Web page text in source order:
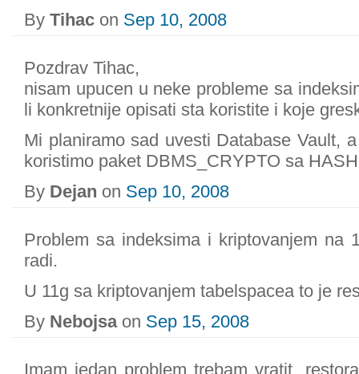
By Tihac on Sep 10, 2008
Pozdrav Tihac,
nisam upucen u neke probleme sa
li konkretnije opisati sta koristite i koje
Mi planiramo sad uvesti Database Vault,
koristimo paket DBMS_CRYPTO sa
By Dejan on Sep 10, 2008
Problem sa indeksima i kriptovanjem na
radi.
U 11g sa kriptovanjem tabelspacea to je
By Nebojsaon Sep 15, 2008
Imam jedan problem trebam vratit,